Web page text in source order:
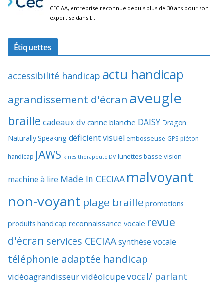
Étiquettes
accessibilité handicap actu handicap
agrandissement d'écran aveugle
braille cadeaux dv canne blanche DAISY Dragon
Naturally Speaking déficient visuel embosseuse GPS piéton
handicap JAWS kinésithérapeute DV lunettes basse-vision
machine à lire Made In CECIAA malvoyant
non-voyant plage braille promotions
produits handicap reconnaissance vocale revue
d'écran services CECIAAsynthèse vocale
téléphonie adaptée handicap
vidéoagrandisseurvidéoloupevocal/ parlant